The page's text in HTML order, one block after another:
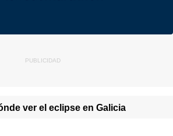
ver el eclipse en Galicia